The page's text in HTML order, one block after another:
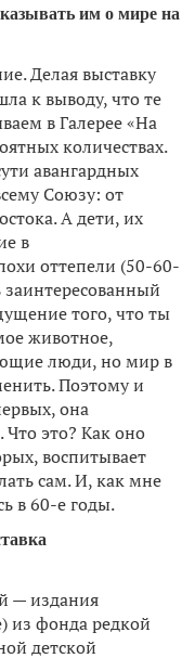
им о мире на
Делая выставку
к выводу, что те
в Галерее «На
количествах.
авангардных
Союзу: от
А дети, их
в
оттепели (50-60-
заинтересованный
того, что ты
животное,
люди, но мир в
Поэтому и
она
это? Как оно
воспитывает
сам. И, как мне
в 60-е годы.
— издания
из фонда редкой
детской